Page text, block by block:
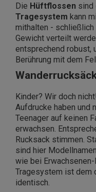
Die Hüftflossen sind
Tragesystem kann
mithalten - schließlich
Gewicht verteilt
entsprechend robust,
Berührung mit dem
Kinder? Wir doch
Aufdrucke haben und
Teenager auf keinen
erwachsen.
Rucksack stimmen.
sind hier
wie bei
Tragesystem ist dem
identisch.